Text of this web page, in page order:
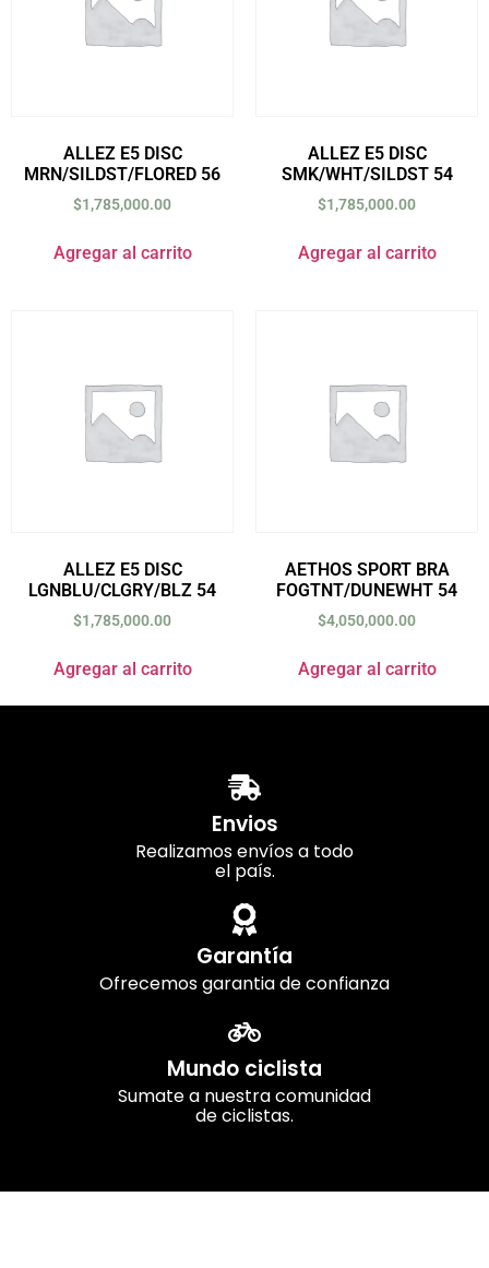
ALLEZ E5 DISC
MRN/SILDST/FLORED 56
$1,785,000.00
Agregar al carrito
ALLEZ E5 DISC
SMK/WHT/SILDST 54
$1,785,000.00
Agregar al carrito
ALLEZ E5 DISC
LGNBLU/CLGRY/BLZ 54
$1,785,000.00
Agregar al carrito
AETHOS SPORT BRA
FOGTNT/DUNEWHT 54
$4,050,000.00
Agregar al carrito
Envios
Realizamos envíos a todo
el país.
Garantía
Ofrecemos garantia de confianza
Mundo ciclista
Sumate a nuestra comunidad
de ciclistas.